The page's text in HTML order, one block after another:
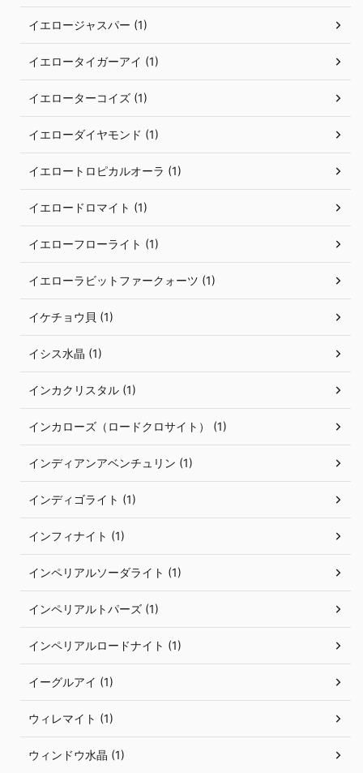
イエロージャスパー (1)
イエロータイガーアイ (1)
イエローターコイズ (1)
イエローダイヤモンド (1)
イエロートロピカルオーラ (1)
イエロードロマイト (1)
イエローフローライト (1)
イエローラビットファークォーツ (1)
イケチョウ貝 (1)
イシス水晶 (1)
インカクリスタル (1)
インカローズ（ロードクロサイト） (1)
インディアンアベンチュリン (1)
インディゴライト (1)
インフィナイト (1)
インペリアルソーダライト (1)
インペリアルトパーズ (1)
インペリアルロードナイト (1)
イーグルアイ (1)
ウィレマイト (1)
ウィンドウ水晶 (1)